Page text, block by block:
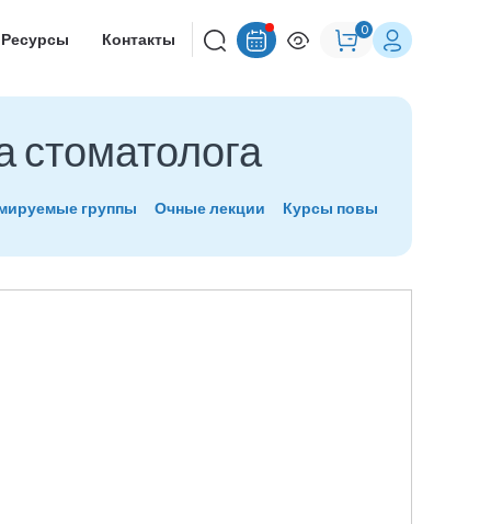
Ресурсы Контакты
0
стоматолога
группы Очные лекции Курсы повышения